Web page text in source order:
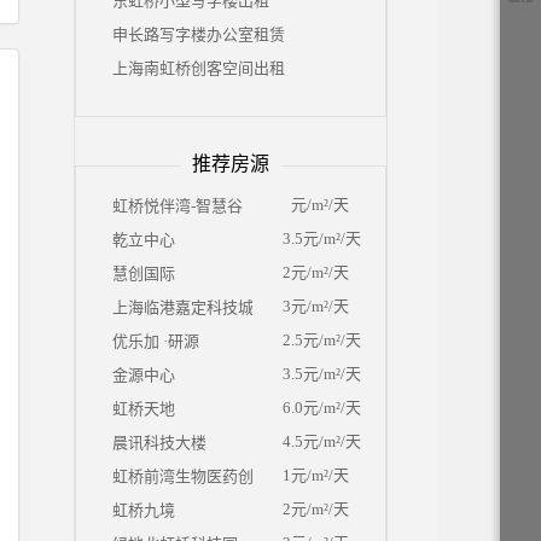
申长路写字楼办公室租赁
上海南虹桥创客空间出租
推荐房源
虹桥悦伴湾-智慧谷
元/m²/天
乾立中心
3.5元/m²/天
慧创国际
2元/m²/天
上海临港嘉定科技城
3元/m²/天
优乐加 ·研源
2.5元/m²/天
金源中心
3.5元/m²/天
虹桥天地
6.0元/m²/天
晨讯科技大楼
4.5元/m²/天
虹桥前湾生物医药创新中心1元/m²/天
虹桥九境
2元/m²/天